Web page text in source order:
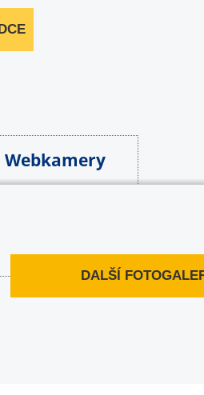
Webkamery
DALŠÍ